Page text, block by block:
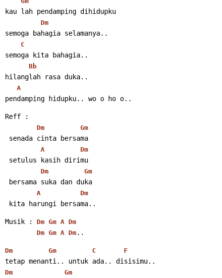
kau lah pendamping dihidupku
Dm
semoga bahagia selamanya..
C
semoga kita bahagia..
Bb
hilanglah rasa duka..
A
pendamping hidupku.. wo o ho o..
Reff :
Dm Gm
senada cinta bersama
A Dm
setulus kasih dirimu
Dm Gm
bersama suka dan duka
A Dm
kita harungi bersama..
Musik : Dm Gm A Dm
Dm Gm A Dm ..
Dm Gm C F
tetap menanti.. untuk ada.. disisimu..
Dm Gm